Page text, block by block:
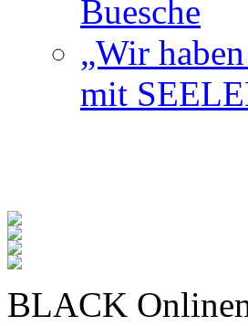
Buesche
„Wir
mit
BLACK